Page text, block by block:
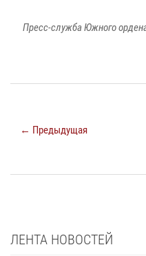
Пресс-служба Южного
← Предыдущая
ЛЕНТА НОВОСТЕЙ